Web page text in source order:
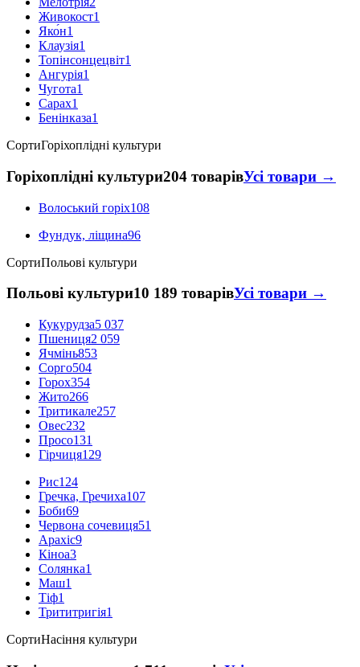
Живокост1
Яко́н1
Клаузія1
Топінсонцецвіт1
Ангурія1
Чугота1
Сарах1
Бенінказа1
СортиГоріхоплідні культури
Горіхоплідні культури204 товарівУсі товари →
Волоський горіх108
Фундук, ліщина96
СортиПольові культури
Польові культури10 189 товарівУсі товари →
Кукурудза5 037
Пшениця2 059
Ячмінь853
Сорго504
Горох354
Жито266
Тритикале257
Овес232
Просо131
Гірчиця129
Рис124
Гречка, Гречиха107
Боби69
Червона сочевиця51
Арахіс9
Кіноа3
Солянка1
Маш1
Тіф1
Трититригія1
СортиНасіння культури